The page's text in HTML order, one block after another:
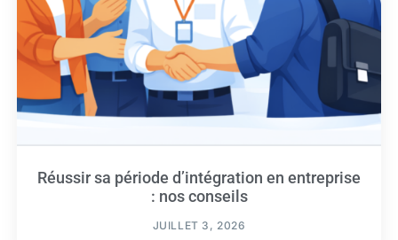
Réussir sa période d’intégration en entreprise
: nos conseils
JUILLET 3, 2026